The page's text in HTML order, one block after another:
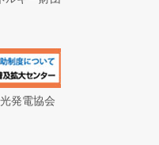
発電協会